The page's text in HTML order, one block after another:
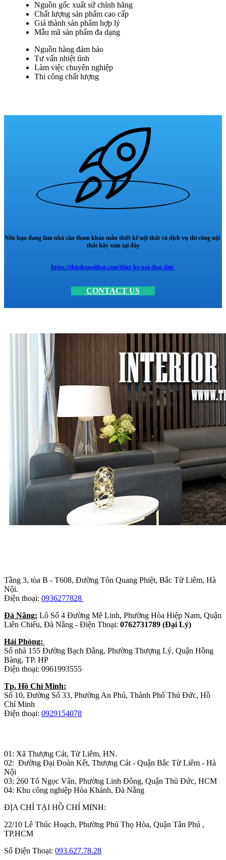
Nguồn gốc xuất sứ chính hãng
Chất lượng sản phẩm cao cấp
Giá thành sản phẩm hợp lý
Mẫu mã sản phẩm đa dạng
Nguồn hàng đảm bảo
Tư vấn nhiệt tình
Làm việc chuyên nghiệp
Thi công chất lượng
Nếu bạn đang làm nhà cần tham khảo mẫu thiết kế nội thất và dịch vụ thi công nội
thất hãy xem tại đây
https://thietkenoithat.com/thiet-ke-noi-that-dep
CONTACT US
Tầng 3, tòa B - T608, Đường Tôn Quang Phiệt, Bắc Từ Liêm, Hà
Nội.
Điện thoại: 0936277828
Đà Năng: Lô Số 4 Đường Mê Linh, Phường Hòa Hiệp Nam, Quận
Liên Chiểu, Đà Nẵng - Điện Thoại: 0762731789 (Đại Lý)
Hải Phòng:
Số nhà 155 Đường Bạch Đằng, Phường Thượng Lý, Quận Hồng
Bàng, TP. HP
Điện thoại: 0961993555
Tp. Hồ Chí Minh:
Số 10, Đường Số 33, Phường An Phú, Thành Phố Thủ Đức, Hồ
Chí Minh
Điện thoại: 0929154078
01: Xã Thượng Cát, Từ Liêm, HN.
02: Đường Đại Đoàn Kết, Thượng Cát - Quận Bắc Từ Liêm - Hà
Nội
03: 260 Tô Ngọc Vân, Phường Linh Đông, Quận Thủ Đức, HCM
04: Khu công nghiệp Hòa Khánh, Đà Nẵng
ĐỊA CHỈ TẠI HỒ CHÍ MINH:
22/10 Lê Thúc Hoạch, Phường Phú Thọ Hòa, Quận Tân Phú ,
TP.HCM
Số Điện Thoại: 093.627.78.28